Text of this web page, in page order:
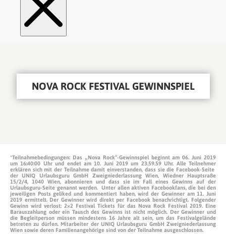
NOVA ROCK FESTIVAL GEWINNSPIEL
*Teilnahmebedingungen: Das „Nova Rock“-Gewinnspiel beginnt am 06. Juni 2019
um 16:40:00 Uhr und endet am 10. Juni 2019 um 23.59.59 Uhr. Alle Teilnehmer
erklären sich mit der Teilnahme damit einverstanden, dass sie die Facebook-Seite
der UNIQ Urlaubsguru GmbH Zweigniederlassung Wien, Wiedner Hauptsraße
15/2/4, 1040 Wien, abonnieren und dass sie im Fall eines Gewinns auf der
Urlaubsguru-Seite genannt werden. Unter allen aktiven Facebookfans, die bei den
jeweiligen Posts geliked und kommentiert haben, wird der Gewinner am 11. Juni
2019 ermittelt. Der Gewinner wird direkt per Facebook benachrichtigt. Folgender
Gewinn wird verlost: 2×2 Festival Tickets für das Nova Rock Festival 2019. Eine
Barauszahlung oder ein Tausch des Gewinns ist nicht möglich. Der Gewinner und
die Begleitperson müssen mindestens 16 Jahre alt sein, um das Festivalgelände
betreten zu dürfen. Mitarbeiter der UNIQ Urlaubsguru GmbH Zweigniederlassung
Wien sowie deren Familienangehörige sind von der Teilnahme ausgeschlossen.